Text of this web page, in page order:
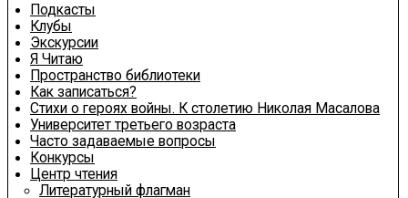
Подкасты
Клубы
Экскурсии
Я Читаю
Пространство библиотеки
Как записаться?
Стихи о героях войны. К столетию Николая Масалова
Университет третьего возраста
Часто задаваемые вопросы
Конкурсы
Центр чтения
Литературный флагман